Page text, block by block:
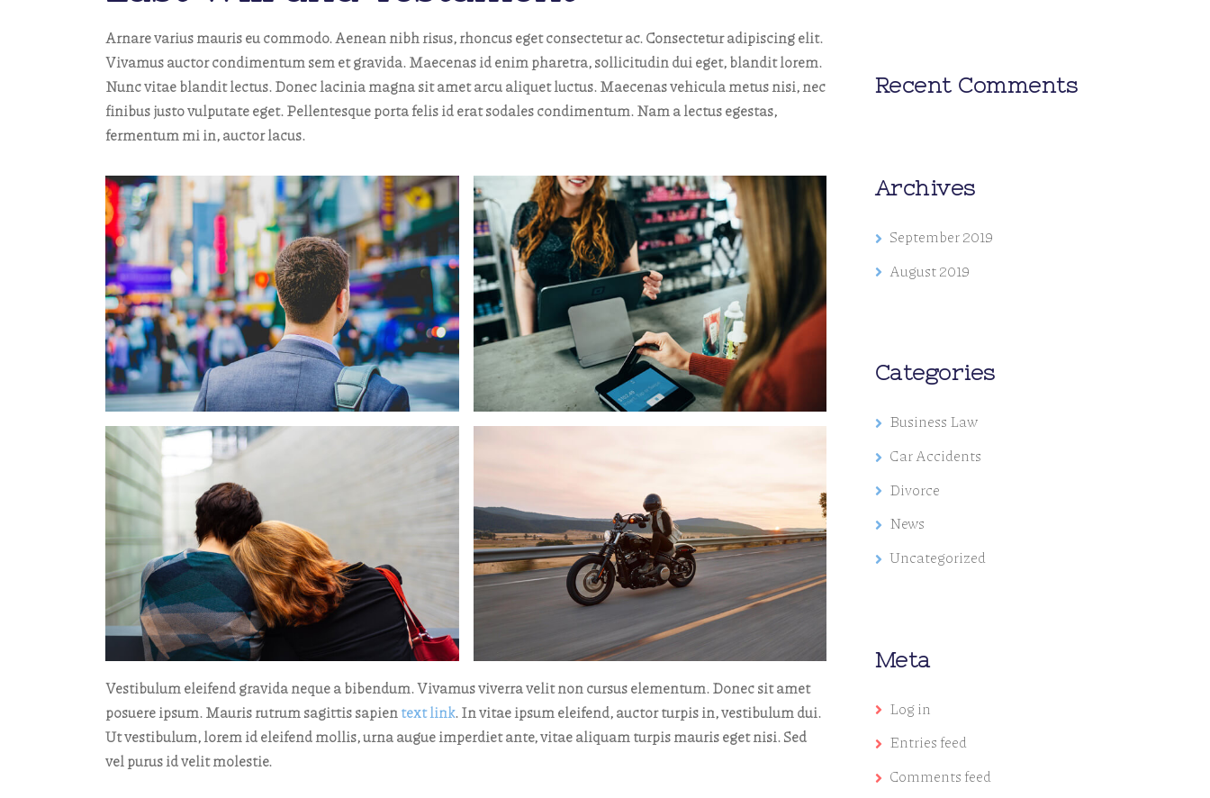
Arnare varius mauris eu commodo. Aenean nibh risus, rhoncus eget consectetur ac. Consectetur adipiscing elit.
Vivamus auctor condimentum sem et gravida. Maecenas id enim pharetra, sollicitudin dui eget, blandit lorem.
Nunc vitae blandit lectus. Donec lacinia magna sit amet arcu aliquet luctus. Maecenas vehicula metus nisi, nec
finibus justo vulputate eget. Pellentesque porta felis id erat sodales condimentum. Nam a lectus egestas,
fermentum mi in, auctor lacus.
Vestibulum eleifend gravida neque a bibendum. Vivamus viverra velit non cursus elementum. Donec sit amet
posuere ipsum. Mauris rutrum sagittis sapientext link. In vitae ipsum eleifend, auctor turpis in, vestibulum dui.
Ut vestibulum, lorem id eleifend mollis, urna augue imperdiet ante, vitae aliquam turpis mauris eget nisi. Sed
vel purus id velit molestie.
Recent Comments
Archives
September 2019
August 2019
Categories
Business Law
Car Accidents
Divorce
News
Uncategorized
Meta
Log in
Entries feed
Comments feed